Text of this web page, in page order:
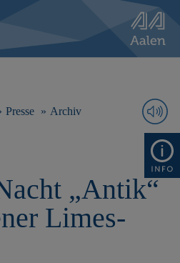
Presse
Archiv
„Antik“
Limes-